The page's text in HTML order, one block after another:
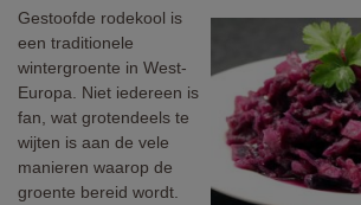
Gestoofde rodekool is
een traditionele
wintergroente in West-
Europa. Niet iedereen is
fan, wat grotendeels te
wijten is aan de vele
manieren waarop de
groente bereid wordt.